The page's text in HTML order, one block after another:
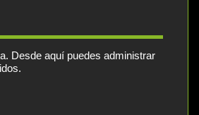
Desde aquí puedes administrar